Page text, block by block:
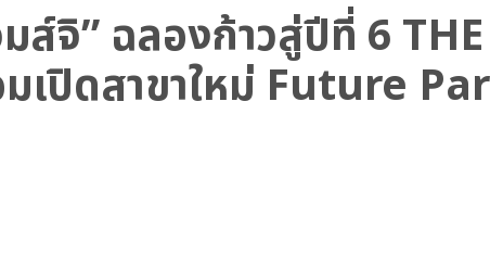
ส์จิ” ฉลองก้าวสู่ปีที่ 6
เปิดสาขาใหม่ Future